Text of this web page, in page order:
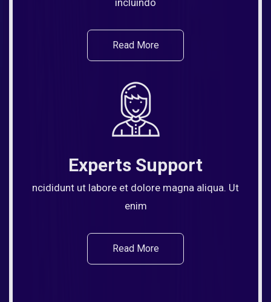
incluindo
Read More
Experts Support
ncididunt ut labore et dolore magna aliqua. Ut
enim
Read More